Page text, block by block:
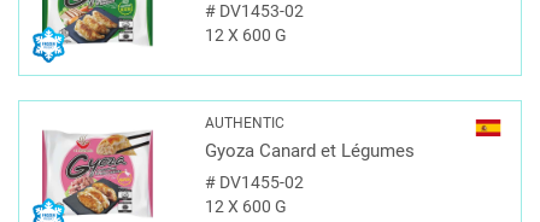
#DV1453-02
12 X 600 G
AUTHENTIC
Gyoza Canard et Légumes
#DV1455-02
12 X 600 G